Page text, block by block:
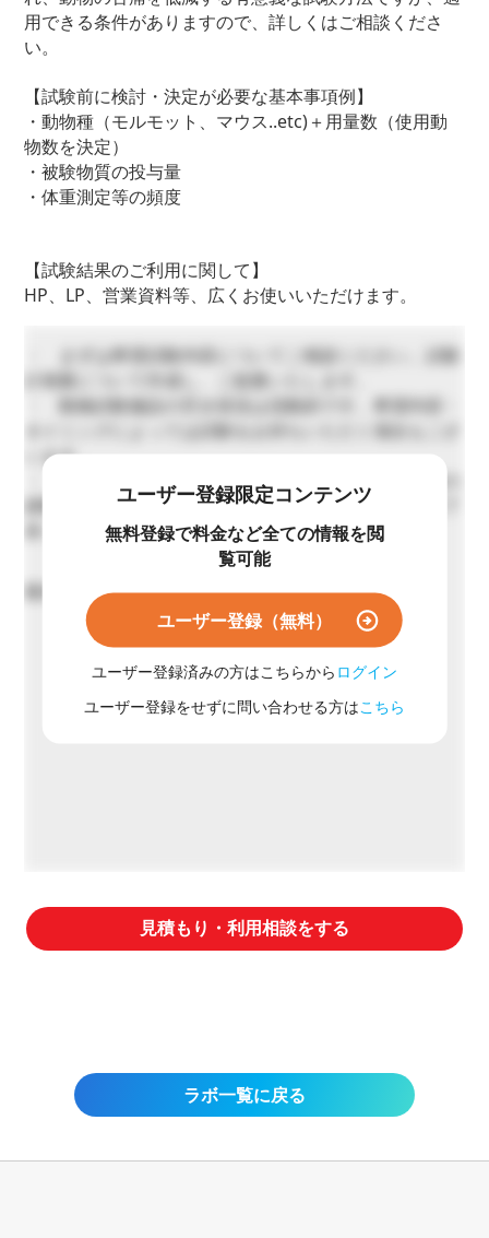
用できる条件がありますので、詳しくはご相談くださ
い。
【試験前に検討・決定が必要な基本事項例】
・動物種（モルモット、マウス..etc)＋用量数（使用動
物数を決定）
・被験物質の投与量
・体重測定等の頻度
【試験結果のご利用に関して】
HP、LP、営業資料等、広くお使いいただけます。
・ まずは希望試験内容についてご相談ください。試験
計画案について作成し、ご提案いたします。
・ 動物試験施設の空き状況は流動的です。希望内容・
タイミングによっては試験をお待ちいただく場合もござ
います。
・ 動物福祉に反する試験をご希望の場合には、内容の
調整やお断りをする場合もございます。あらかじめご了
承ください。
最短60日
ユーザー登録限定コンテンツ
無料登録で料金など全ての情報を閲
覧可能
ユーザー登録（無料）
ユーザー登録済みの方はこちらから ログイン
ユーザー登録をせずに問い合わせる方はこちら
見積もり・利用相談をする
ラボ一覧に戻る